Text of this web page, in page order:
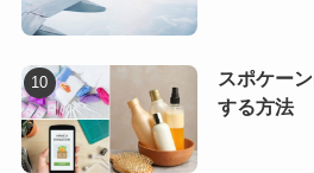
スポケー
する方法